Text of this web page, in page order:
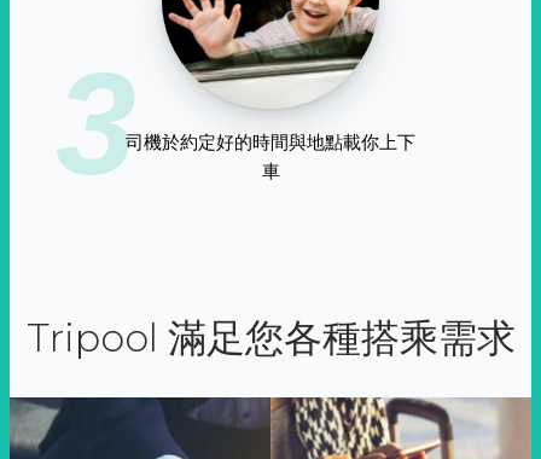
3司機於約定好的時間與地點載你上下
車
Tripool 滿足您各種搭乘需求